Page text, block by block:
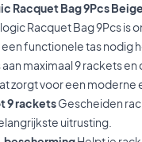
Racquet Bag 9Pcs Beige
Racquet Bag 9Pcs
functionele tas nodig
maximaal 9 rackets
zorgt voor een moderne
9 racketsGescheiden
uitrusting.